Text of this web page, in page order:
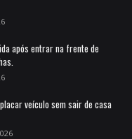
após entrar na frente de
veículo sem sair de casa